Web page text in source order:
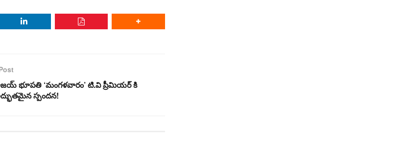
భూపతి ‘మంగళవారం’ టి.వి ప్రీమియర్ కి
స్పందన!